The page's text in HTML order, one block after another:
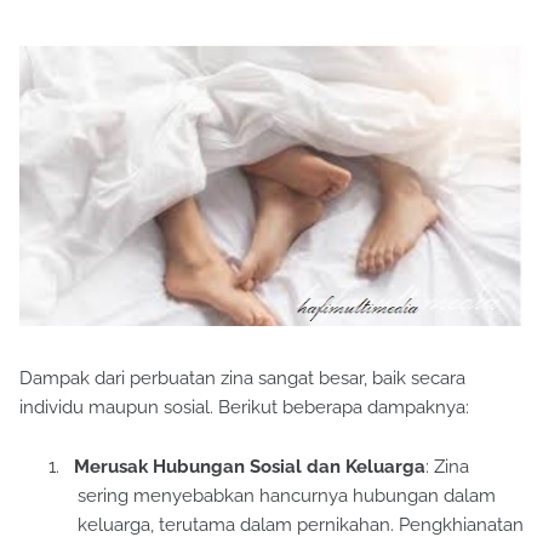
Dampak dari perbuatan zina sangat besar, baik secara
individu maupun sosial. Berikut beberapa dampaknya:
1. Merusak Hubungan Sosial dan Keluarga: Zina
sering menyebabkan hancurnya hubungan dalam
keluarga, terutama dalam pernikahan. Pengkhianatan